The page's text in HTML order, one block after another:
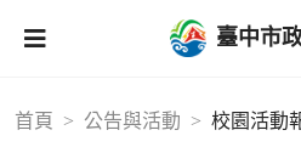
臺中市
首頁 公告與活動 校園活動